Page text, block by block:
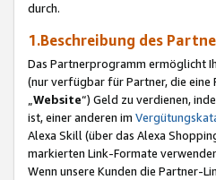
durch.
1.Beschreibung des
Das Partnerprogramm ermöglicht
(nur verfügbar für Partner, die eine
Website“) Geld zu verdienen,
ist, einer anderen im
Alexa Skill (über das Alexa
markierten Link-Formate verwenden
Wenn unsere Kunden die Partner-